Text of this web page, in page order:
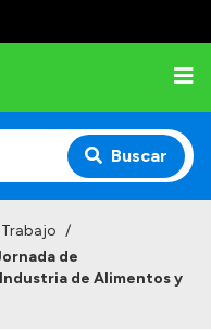
Buscar
/
de
de Alimentos y